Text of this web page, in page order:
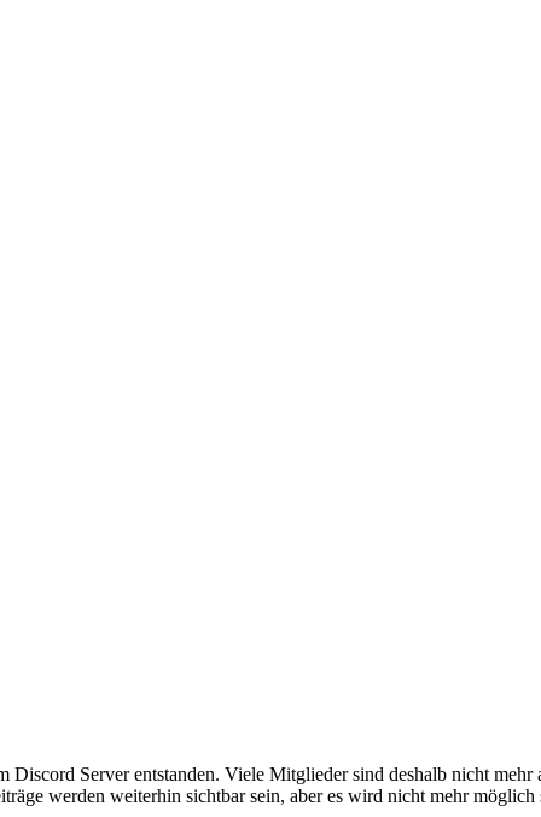
Discord Server entstanden. Viele Mitglieder sind deshalb nicht
werden weiterhin sichtbar sein, aber es wird nicht mehr